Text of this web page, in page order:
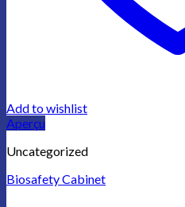
Add to wishlist
Aperçu
Uncategorized
Biosafety Cabinet